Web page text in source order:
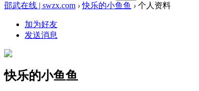
邵武在线 | swzx.com › 快乐的小鱼鱼 › 个人资料
加为好友
发送消息
快乐的小鱼鱼